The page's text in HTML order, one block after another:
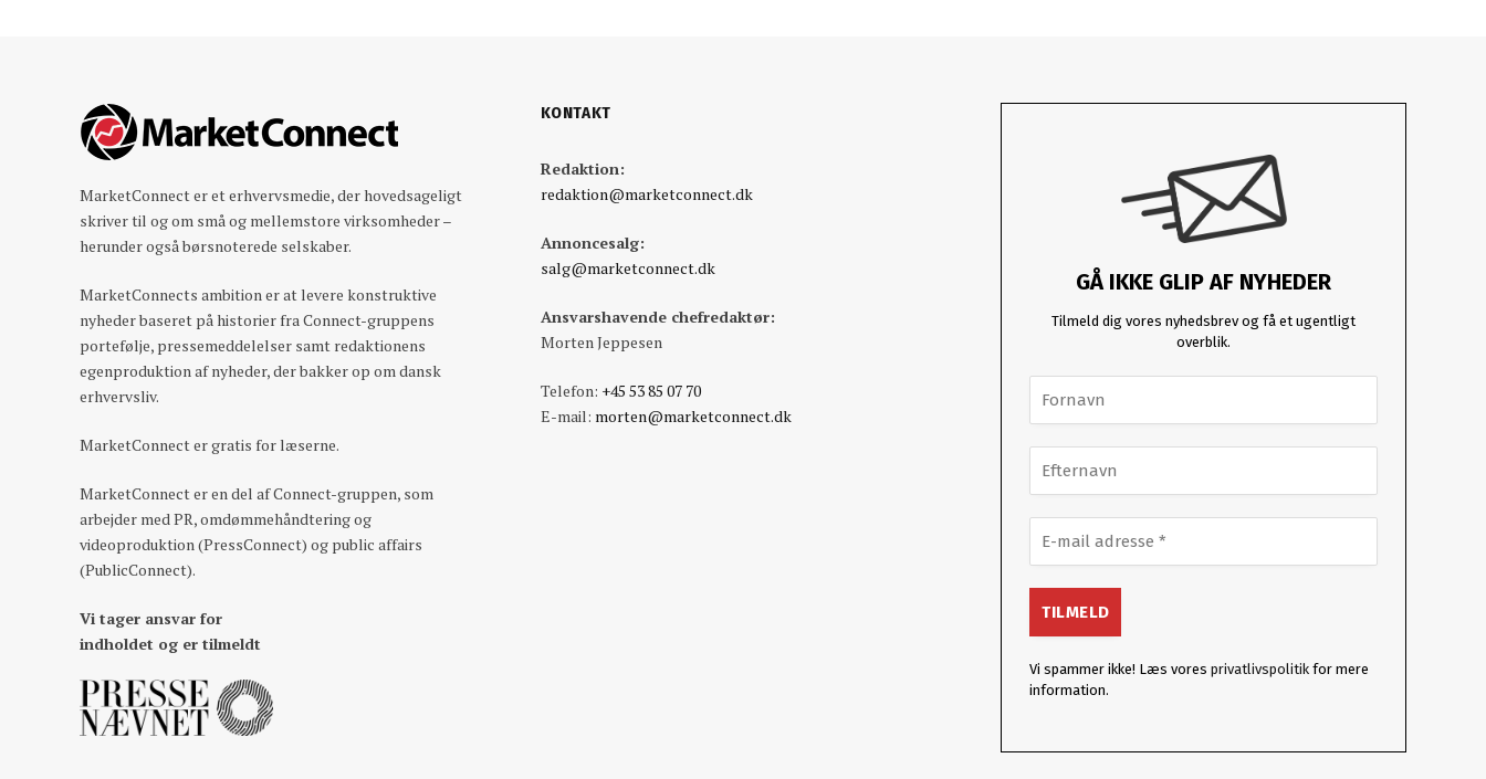
MarketConnect er et erhvervsmedie, der hovedsageligt
skriver til og om små og mellemstore virksomheder –
herunder også børsnoterede selskaber.
MarketConnects ambition er at levere konstruktive
nyheder baseret på historier fra Connect-gruppens
portefølje, pressemeddelelser samt redaktionens
egenproduktion af nyheder, der bakker op om dansk
erhvervsliv.
MarketConnect er gratis for læserne.
MarketConnect er en del af Connect-gruppen, som
arbejder med PR, omdømmehåndtering og
videoproduktion (PressConnect) og public affairs
(PublicConnect).
Vi tager ansvar for
indholdet og er tilmeldt
KONTAKT
Redaktion:
redaktion@marketconnect.dk
Annoncesalg:
salg@marketconnect.dk
Ansvarshavende chefredaktør:
Morten Jeppesen
Telefon: +45 53 85 07 70
E-mail: morten@marketconnect.dk
GÅ IKKE GLIP AF NYHEDER
Tilmeld dig vores nyhedsbrev og få et ugentligt
overblik.
Vi spammer ikke! Læs voresprivatlivspolitik for mere
information.